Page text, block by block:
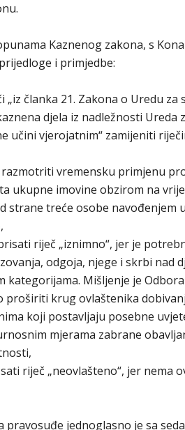
Kaznenog zakona, s
i primjedbe:
„iz članka 21. Zakona o Uredu
djela iz nadležnosti
učini vjerojatnim“ zamijeniti
razmotriti vremensku primjenu
ukupne imovine obzirom na
strane treće osobe navođenjem
riječ „iznimno“, jer je
odgoja, njege i skrbi nad
kategorijama. Mišljenje je
krug ovlaštenika
koji postavljaju posebne
mjerama zabrane
riječ „neovlašteno“, jer nema
jednoglasno je sa